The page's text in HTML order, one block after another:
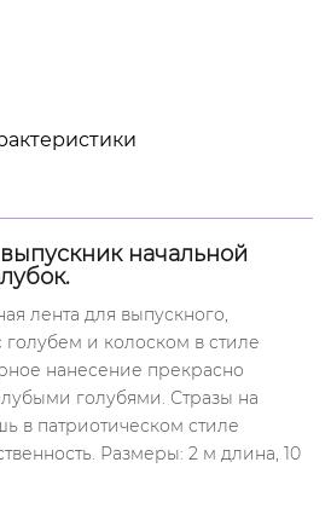
начальной
лента для выпускного,
и колоском в стиле
нанесение прекрасно
голубями. Стразы на
в патриотическом стиле
Размеры: 2 м длина, 10